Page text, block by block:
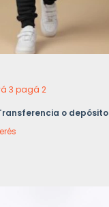
3 pagá 2
o depósito